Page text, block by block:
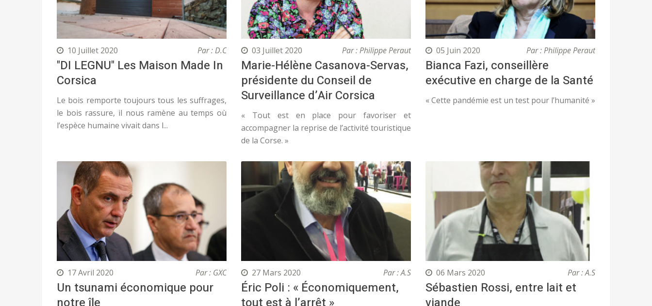
10 Juillet 2020 Par : D.C
"DI LEGNU" Les Maison Made In
Corsica
Le bois remporte toujours tous les suffrages,
le bois rassure, il nous ramène au temps où
l’espèce humaine vivait dans l...
03 Juillet 2020 Par : Philippe Peraut
Marie-Hélène Casanova-Servas,
présidente du Conseil de
Surveillance d’Air Corsica
« Tout est en place pour favoriser et
accompagner la reprise de l’activité touristique
de la Corse. »
05 Juin 2020 Par : Philippe Peraut
Bianca Fazi, conseillère
exécutive en charge de la Santé
« Cette pandémie est un test pour l’humanité »
17 Avril 2020 Par : GXC
Un tsunami économique pour
27 Mars 2020 Par : A.S
Éric Poli : « Économiquement,
06 Mars 2020 Par : A.S
Sébastien Rossi, entre lait et